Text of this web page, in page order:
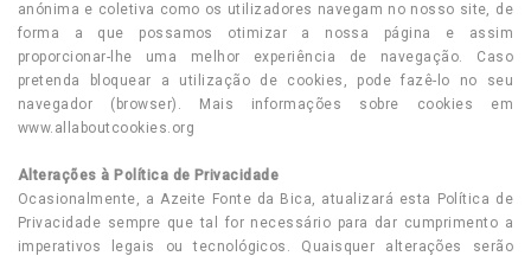
anónima e coletiva como os utilizadores navegam no nosso site, de
forma a que possamos otimizar a nossa página e assim
proporcionar-lhe uma melhor experiência de navegação. Caso
pretenda bloquear a utilização de cookies, pode fazê-lo no seu
navegador (browser). Mais informações sobre cookies em
www.allaboutcookies.org
Alterações à Política de Privacidade
Ocasionalmente, a Azeite Fonte da Bica, atualizará esta Política de
Privacidade sempre que tal for necessário para dar cumprimento a
imperativos legais ou tecnológicos. Quaisquer alterações serão